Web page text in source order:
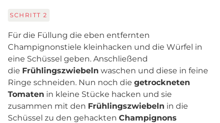
SCHRITT 2
Für die Füllung die eben entfernten
Champignonstiele kleinhacken und die Würfel in
eine Schüssel geben. Anschließend
die Frühlingszwiebeln waschen und diese in feine
Ringe schneiden. Nun noch die getrockneten
Tomaten in kleine Stücke hacken und sie
zusammen mit den Frühlingszwiebeln in die
Schüssel zu den gehackten Champignons